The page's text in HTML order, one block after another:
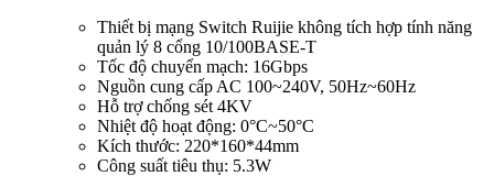
Thiết bị mạng Switch Ruijie không tích hợp tính năng
quản lý 8 cổng 10/100BASE-T
Tốc độ chuyển mạch: 16Gbps
Nguồn cung cấp AC 100~240V, 50Hz~60Hz
Hỗ trợ chống sét 4KV
Nhiệt độ hoạt động: 0°C~50°C
Kích thước: 220*160*44mm
Công suất tiêu thụ: 5.3W